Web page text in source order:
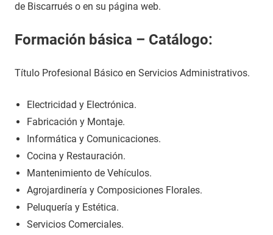
de Biscarrués o en su página web.
Formación básica – Catálogo:
Título Profesional Básico en Servicios Administrativos.
Electricidad y Electrónica.
Fabricación y Montaje.
Informática y Comunicaciones.
Cocina y Restauración.
Mantenimiento de Vehículos.
Agrojardinería y Composiciones Florales.
Peluquería y Estética.
Servicios Comerciales.